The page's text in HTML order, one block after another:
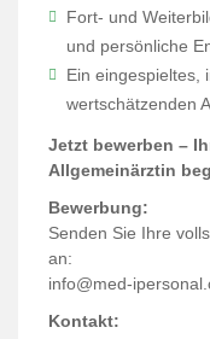
Fort- und
und persönliche
Ein eingespieltes,
wertschätzenden
Jetzt bewerben –
Allgemeinärztin
Bewerbung:
Senden Sie Ihre
an:
info@med-
Kontakt: